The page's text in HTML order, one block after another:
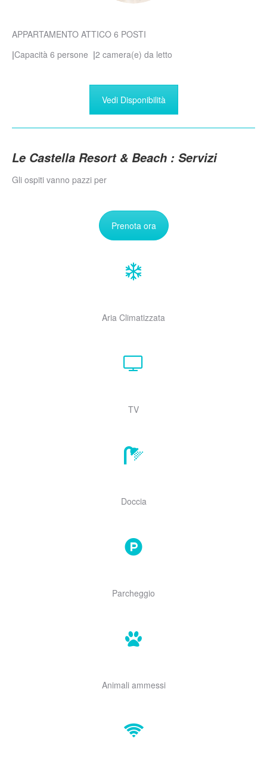
APPARTAMENTO ATTICO 6 POSTI
|Capacità 6 persone |2 camera(e) da letto
Vedi Disponibilità
Le Castella Resort & Beach : Servizi
Gli ospiti vanno pazzi per
Prenota ora
Aria Climatizzata
TV
Doccia
Parcheggio
Animali ammessi